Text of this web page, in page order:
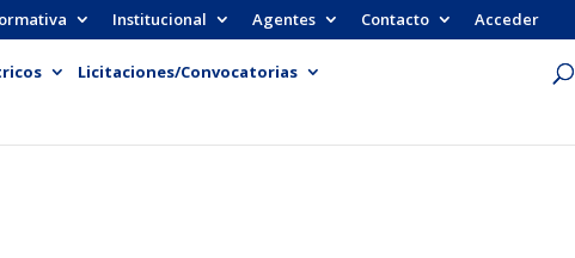
Institucional Agentes Contacto Acceder
Licitaciones/Convocatorias